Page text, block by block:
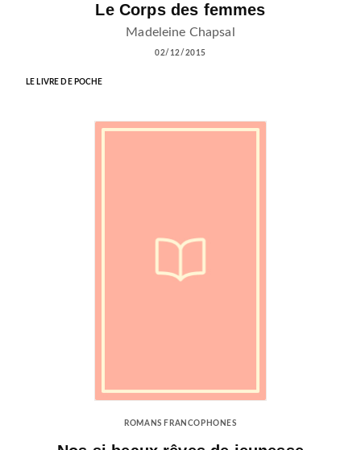
Le Corps des femmes
Madeleine Chapsal
02/12/2015
LE LIVRE DE POCHE
ROMANS FRANCOPHONES